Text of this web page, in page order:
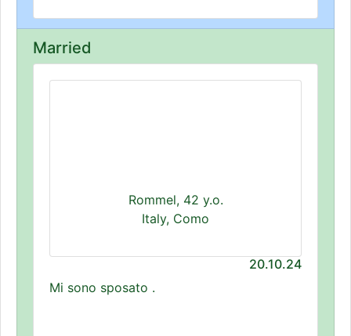
Married
Rommel, 42 y.o.
Italy, Como
20.10.24
Mi sono sposato .